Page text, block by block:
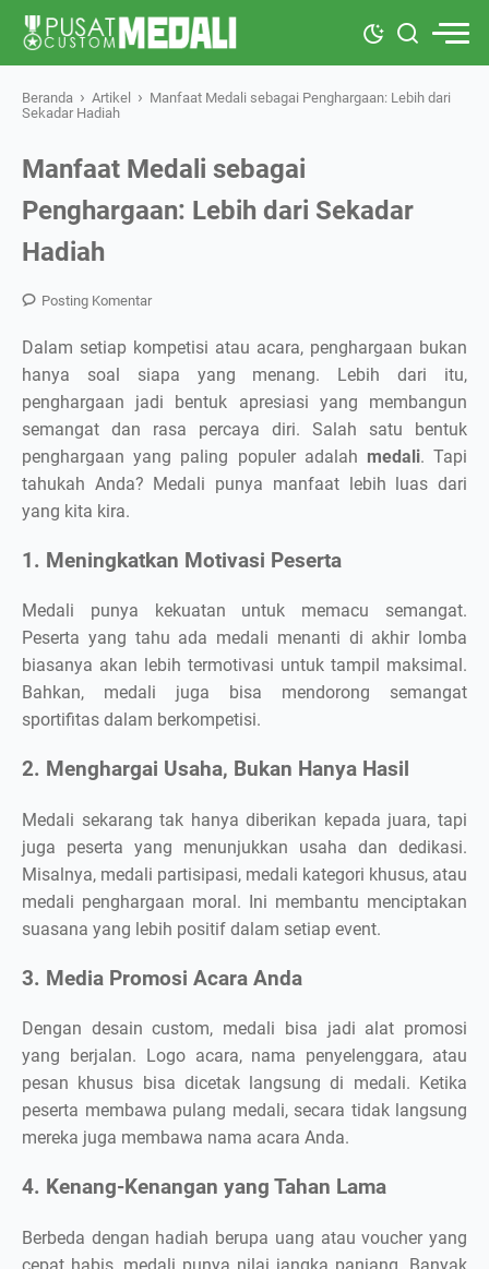
Beranda › Artikel › Manfaat Medali sebagai Penghargaan: Lebih dari
Sekadar Hadiah
Manfaat Medali sebagai
Penghargaan: Lebih dari Sekadar
Hadiah
Posting Komentar
Dalam setiap kompetisi atau acara, penghargaan bukan
hanya soal siapa yang menang. Lebih dari itu,
penghargaan jadi bentuk apresiasi yang membangun
semangat dan rasa percaya diri. Salah satu bentuk
penghargaan yang paling populer adalah medali. Tapi
tahukah Anda? Medali punya manfaat lebih luas dari
yang kita kira.
1. Meningkatkan Motivasi Peserta
Medali punya kekuatan untuk memacu semangat.
Peserta yang tahu ada medali menanti di akhir lomba
biasanya akan lebih termotivasi untuk tampil maksimal.
Bahkan, medali juga bisa mendorong semangat
sportifitas dalam berkompetisi.
2. Menghargai Usaha, Bukan Hanya Hasil
Medali sekarang tak hanya diberikan kepada juara, tapi
juga peserta yang menunjukkan usaha dan dedikasi.
Misalnya, medali partisipasi, medali kategori khusus, atau
medali penghargaan moral. Ini membantu menciptakan
suasana yang lebih positif dalam setiap event.
3. Media Promosi Acara Anda
Dengan desain custom, medali bisa jadi alat promosi
yang berjalan. Logo acara, nama penyelenggara, atau
pesan khusus bisa dicetak langsung di medali. Ketika
peserta membawa pulang medali, secara tidak langsung
mereka juga membawa nama acara Anda.
4. Kenang-Kenangan yang Tahan Lama
Berbeda dengan hadiah berupa uang atau voucher yang